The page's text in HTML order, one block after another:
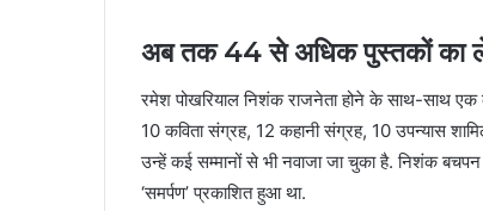
अब तक 44 से अध‍िक पुस्‍तकों का
रमेश पोखरियाल निशंक राजनेता होने के साथ-साथ
10 कविता संग्रह, 12 कहानी संग्रह, 10 उपन्यास
उन्हें कई सम्मानों से भी नवाजा जा चुका है. निशंक
‘समर्पण’ प्रकाशित हुआ था.